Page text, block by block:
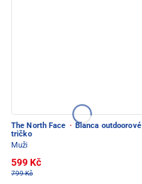
The North Face · Blanca outdoorové
tričko
Muži
599 Kč
799 Kč